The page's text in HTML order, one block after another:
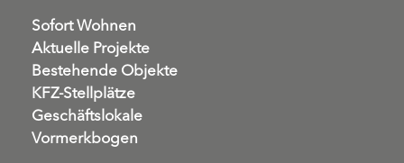
Sofort Wohnen
Aktuelle Projekte
Bestehende Objekte
KFZ-Stellplätze
Geschäftslokale
Vormerkbogen